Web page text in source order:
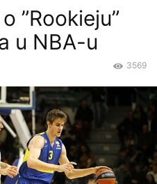
”Rookieju”
u NBA-u
3569